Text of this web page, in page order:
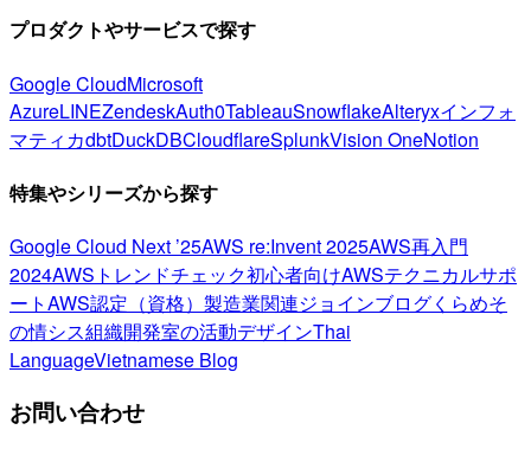
プロダクトやサービスで探す
Google CloudMicrosoft
AzureLINEZendeskAuth0TableauSnowflakeAlteryxインフォ
マティカdbtDuckDBCloudflareSplunkVision OneNotion
特集やシリーズから探す
Google Cloud Next ’25AWS re:Invent 2025AWS再入門
2024AWSトレンドチェック初心者向けAWSテクニカルサポ
ートAWS認定（資格） 製造業関連ジョインブログくらめそ
の情シス組織開発室の活動デザインThai
LanguageVietnamese Blog
お問い合わせ